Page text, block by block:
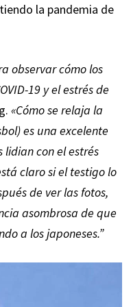
la pandemia de
observar cómo los
19 y el estrés de
«Cómo se relaja la
es una excelente
lidian con el estrés
claro si el testigo lo
de ver las fotos,
asombrosa de que
a los japoneses.”